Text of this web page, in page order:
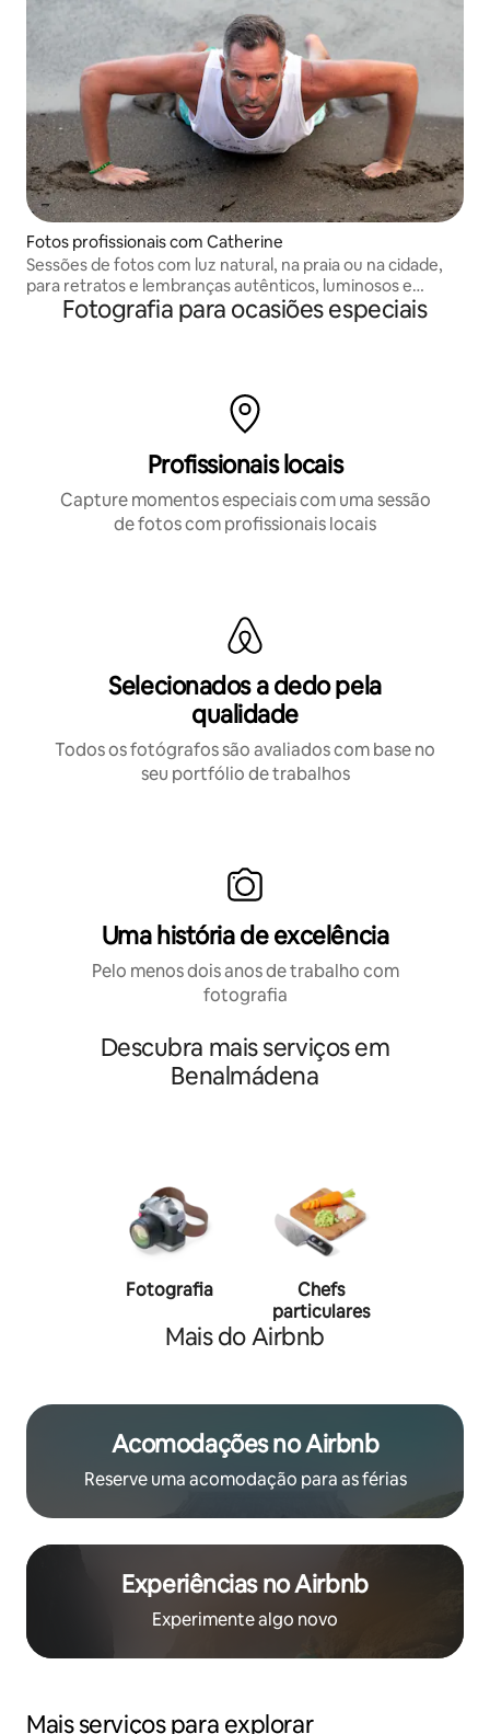
Fotos profissionais com Catherine
Sessões de fotos com luz natural, na praia ou na cidade,
para retratos e lembranças autênticos, luminosos e
naturais.Fotografia para ocasiões especiais
Profissionais locais
Capture momentos especiais com uma sessão
de fotos com profissionais locais
Selecionados a dedo pela
qualidade
Todos os fotógrafos são avaliados com base no
seu portfólio de trabalhos
Uma história de excelência
Pelo menos dois anos de trabalho com
fotografia
Descubra mais serviços em
Benalmádena
Fotografia
Chefs
particulares
Mais do Airbnb
Acomodações no Airbnb
Reserve uma acomodação para as férias
Experiências no Airbnb
Experimente algo novo
Mais serviços para explorar